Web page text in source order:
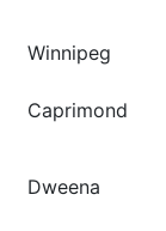
Winnipeg
Caprimond
Dweena